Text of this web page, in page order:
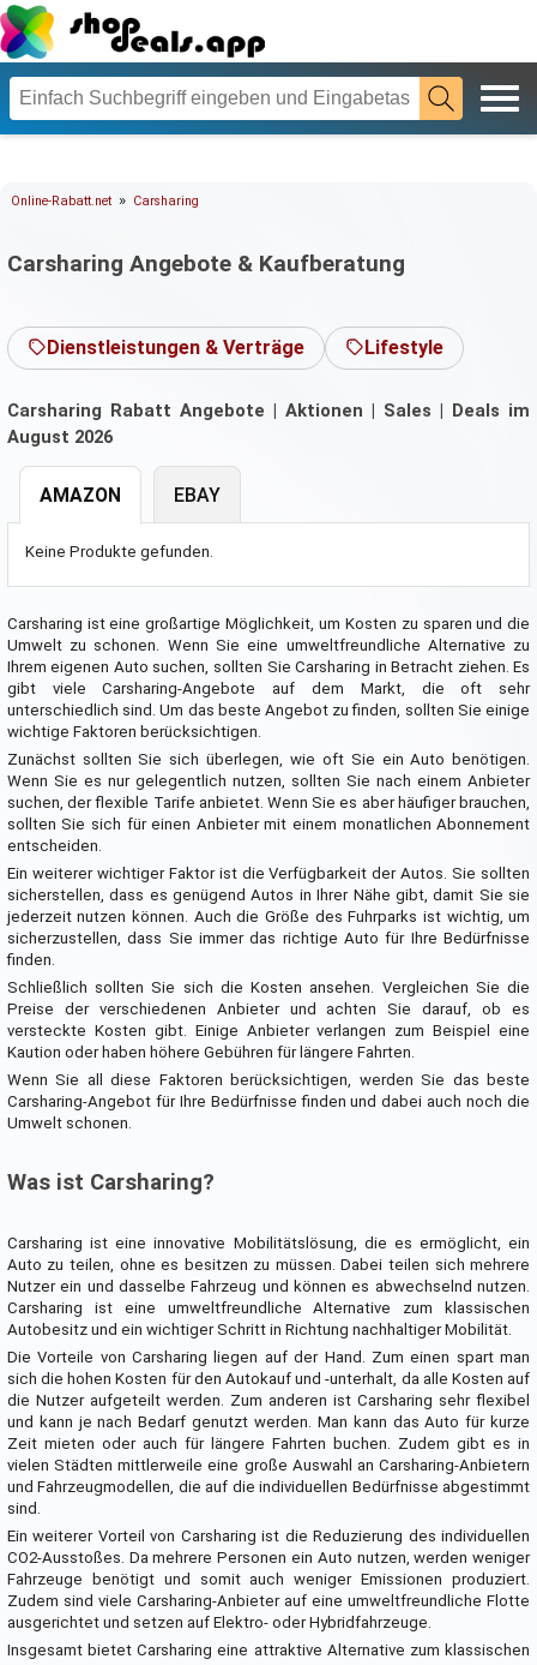
Online-Rabatt.net » Carsharing
Carsharing Angebote & Kaufberatung
Dienstleistungen & Verträge Lifestyle
Carsharing Rabatt Angebote | Aktionen | Sales | Deals im
August 2026
AMAZON
Keine Produkte gefunden.
EBAY
Carsharing ist eine großartige Möglichkeit, um Kosten zu sparen und die
Umwelt zu schonen. Wenn Sie eine umweltfreundliche Alternative zu
Ihrem eigenen Auto suchen, sollten Sie Carsharing in Betracht ziehen. Es
gibt viele Carsharing-Angebote auf dem Markt, die oft sehr
unterschiedlich sind. Um das beste Angebot zu finden, sollten Sie einige
wichtige Faktoren berücksichtigen.
Zunächst sollten Sie sich überlegen, wie oft Sie ein Auto benötigen.
Wenn Sie es nur gelegentlich nutzen, sollten Sie nach einem Anbieter
suchen, der flexible Tarife anbietet. Wenn Sie es aber häufiger brauchen,
sollten Sie sich für einen Anbieter mit einem monatlichen Abonnement
entscheiden.
Ein weiterer wichtiger Faktor ist die Verfügbarkeit der Autos. Sie sollten
sicherstellen, dass es genügend Autos in Ihrer Nähe gibt, damit Sie sie
jederzeit nutzen können. Auch die Größe des Fuhrparks ist wichtig, um
sicherzustellen, dass Sie immer das richtige Auto für Ihre Bedürfnisse
finden.
Schließlich sollten Sie sich die Kosten ansehen. Vergleichen Sie die
Preise der verschiedenen Anbieter und achten Sie darauf, ob es
versteckte Kosten gibt. Einige Anbieter verlangen zum Beispiel eine
Kaution oder haben höhere Gebühren für längere Fahrten.
Wenn Sie all diese Faktoren berücksichtigen, werden Sie das beste
Carsharing-Angebot für Ihre Bedürfnisse finden und dabei auch noch die
Umwelt schonen.
Was ist Carsharing?
Carsharing ist eine innovative Mobilitätslösung, die es ermöglicht, ein
Auto zu teilen, ohne es besitzen zu müssen. Dabei teilen sich mehrere
Nutzer ein und dasselbe Fahrzeug und können es abwechselnd nutzen.
Carsharing ist eine umweltfreundliche Alternative zum klassischen
Autobesitz und ein wichtiger Schritt in Richtung nachhaltiger Mobilität.
Die Vorteile von Carsharing liegen auf der Hand. Zum einen spart man
sich die hohen Kosten für den Autokauf und -unterhalt, da alle Kosten auf
die Nutzer aufgeteilt werden. Zum anderen ist Carsharing sehr flexibel
und kann je nach Bedarf genutzt werden. Man kann das Auto für kurze
Zeit mieten oder auch für längere Fahrten buchen. Zudem gibt es in
vielen Städten mittlerweile eine große Auswahl an Carsharing-Anbietern
und Fahrzeugmodellen, die auf die individuellen Bedürfnisse abgestimmt
sind.
Ein weiterer Vorteil von Carsharing ist die Reduzierung des individuellen
CO2-Ausstoßes. Da mehrere Personen ein Auto nutzen, werden weniger
Fahrzeuge benötigt und somit auch weniger Emissionen produziert.
Zudem sind viele Carsharing-Anbieter auf eine umweltfreundliche Flotte
ausgerichtet und setzen auf Elektro- oder Hybridfahrzeuge.
Insgesamt bietet Carsharing eine attraktive Alternative zum klassischen